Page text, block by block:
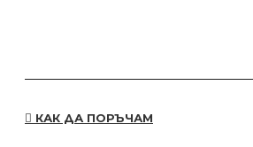
КАК ДА ПОРЪЧАМ